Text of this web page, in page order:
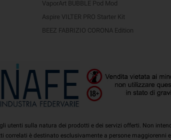
VaporArt BUBBLE Pod Mod
Aspire VILTER PRO Starter Kit
BEEZ FABRIZIO CORONA Edition
utenti sulla natura dei prodotti e dei servizi offerti. Non
è destinato esclusivamente a persone